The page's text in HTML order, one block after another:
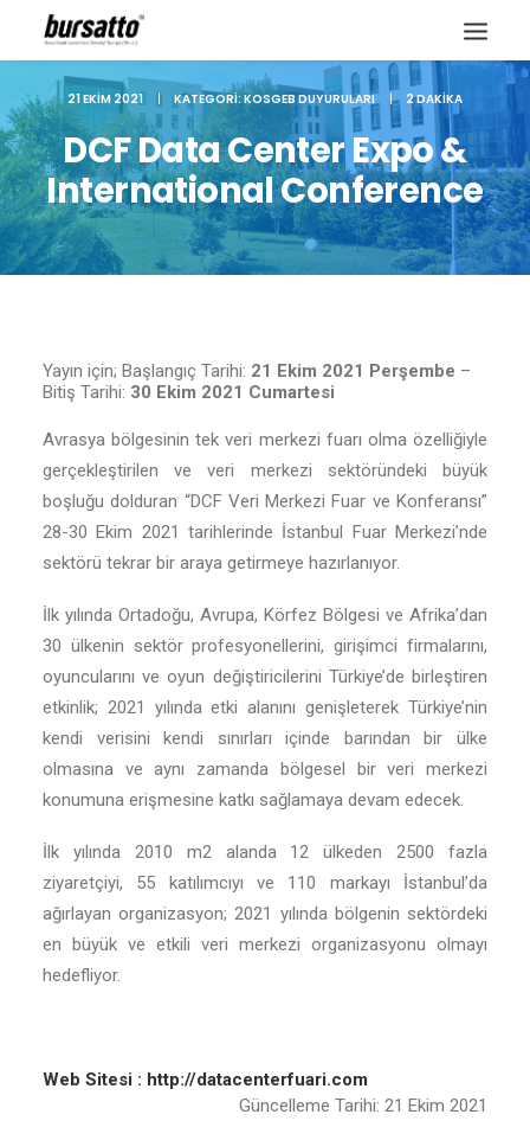
Site içi arama
21 EKIM 2021 | KATEGORI: KOSGEB DUYURULARI | 2 DAKIKA
DCF Data Center Expo &
International Conference
Yayın için; Başlangıç Tarihi: 21 Ekim 2021 Perşembe –
Bitiş Tarihi: 30 Ekim 2021 Cumartesi
Avrasya bölgesinin tek veri merkezi fuarı olma özelliğiyle
gerçekleştirilen ve veri merkezi sektöründeki büyük
boşluğu dolduran “DCF Veri Merkezi Fuar ve Konferansı”
28-30 Ekim 2021 tarihlerinde İstanbul Fuar Merkezi’nde
sektörü tekrar bir araya getirmeye hazırlanıyor.
İlk yılında Ortadoğu, Avrupa, Körfez Bölgesi ve Afrika’dan
30 ülkenin sektör profesyonellerini, girişimci firmalarını,
oyuncularını ve oyun değiştiricilerini Türkiye’de birleştiren
etkinlik; 2021 yılında etki alanını genişleterek Türkiye’nin
kendi verisini kendi sınırları içinde barından bir ülke
olmasına ve aynı zamanda bölgesel bir veri merkezi
konumuna erişmesine katkı sağlamaya devam edecek.
İlk yılında 2010 m2 alanda 12 ülkeden 2500 fazla
ziyaretçiyi, 55 katılımcıyı ve 110 markayı İstanbul’da
ağırlayan organizasyon; 2021 yılında bölgenin sektördeki
en büyük ve etkili veri merkezi organizasyonu olmayı
hedefliyor.
Web Sitesi : http://datacenterfuari.com
Güncelleme Tarihi: 21 Ekim 2021